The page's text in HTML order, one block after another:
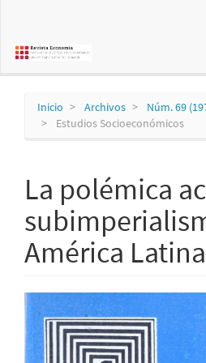
principal
Inicio Archivos
Núm. 69
Estudios Socioeconómicos
La polémica
América Latina
Barra
lateral